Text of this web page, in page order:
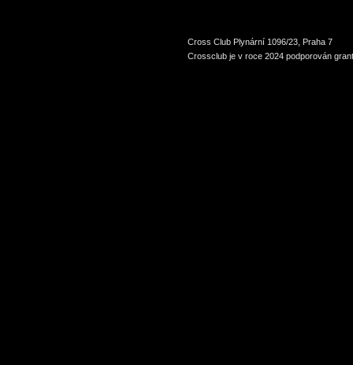
Cross Club Plynární 1096/23, Praha 7
Crossclub je v roce 2024 podporován